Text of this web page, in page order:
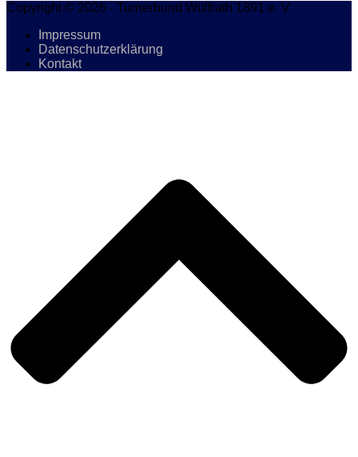
Copyright © 2026 - Turnerbund Wülfrath 1891 e. V.
Impressum
Datenschutzerklärung
Kontakt